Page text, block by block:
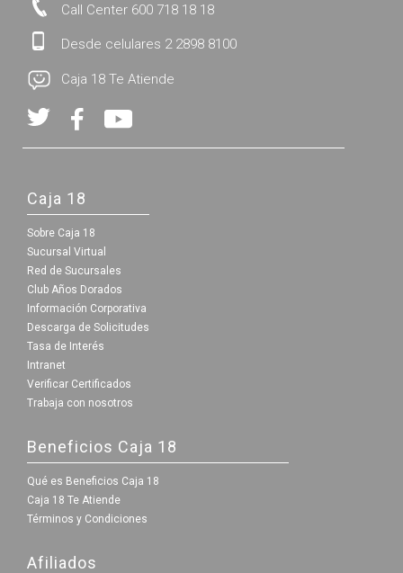
Call Center 600 718 18 18
Desde celulares 2 2898 8100
Caja 18 Te Atiende
Caja 18
Sobre Caja 18
Sucursal Virtual
Red de Sucursales
Club Años Dorados
Información Corporativa
Descarga de Solicitudes
Tasa de Interés
Intranet
Verificar Certificados
Trabaja con nosotros
Beneficios Caja 18
Qué es Beneficios Caja 18
Caja 18 Te Atiende
Términos y Condiciones
Afiliados